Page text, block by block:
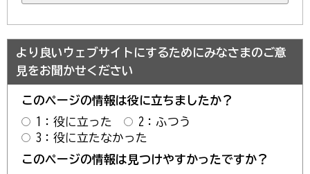
より良いウェブサイトにするためにみなさまのご意
見をお聞かせください
このページの情報は役に立ちましたか？
1：役に立った
2：ふつう
3：役に立たなかった
このページの情報は見つけやすかったですか？